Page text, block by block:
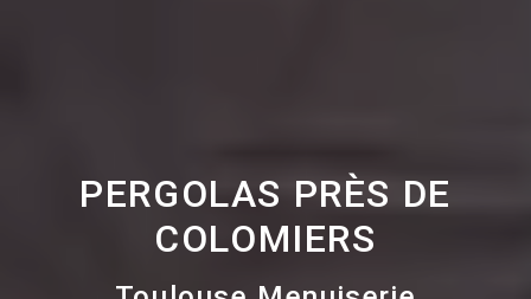
PERGOLAS PRÈS DE
COLOMIERS